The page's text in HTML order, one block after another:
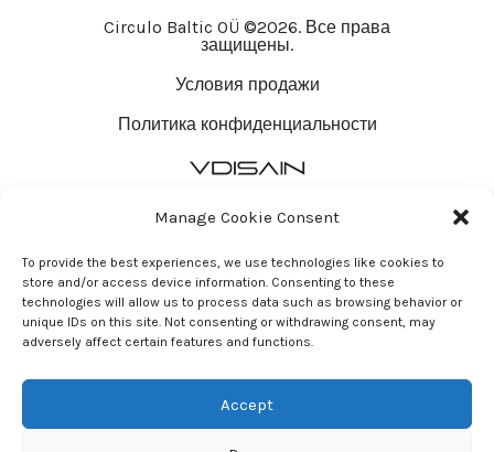
Manage Cookie Consent
To provide the best experiences, we use technologies like cookies to
store and/or access device information. Consenting to these
technologies will allow us to process data such as browsing behavior or
unique IDs on this site. Not consenting or withdrawing consent, may
adversely affect certain features and functions.
Accept
Circulo Baltic OÜ ©2026. Все права
защищены.
Условия продажи
Политика конфиденциальности